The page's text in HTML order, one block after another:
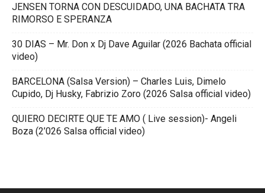
JENSEN TORNA CON DESCUIDADO, UNA BACHATA TRA
RIMORSO E SPERANZA
30 DIAS – Mr. Don x Dj Dave Aguilar (2026 Bachata official
video)
BARCELONA (Salsa Version) – Charles Luis, Dimelo
Cupido, Dj Husky, Fabrizio Zoro (2026 Salsa official video)
QUIERO DECIRTE QUE TE AMO ( Live session)- Angeli
Boza (2’026 Salsa official video)